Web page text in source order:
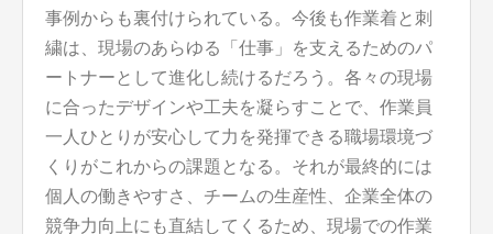
事例からも裏付けられている。今後も作業着と刺
繍は、現場のあらゆる「仕事」を支えるためのパ
ートナーとして進化し続けるだろう。各々の現場
に合ったデザインや工夫を凝らすことで、作業員
一人ひとりが安心して力を発揮できる職場環境づ
くりがこれからの課題となる。それが最終的には
個人の働きやすさ、チームの生産性、企業全体の
競争力向上にも直結してくるため、現場での作業